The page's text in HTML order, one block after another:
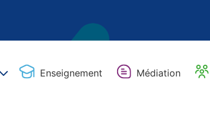
Enseignement Médiation